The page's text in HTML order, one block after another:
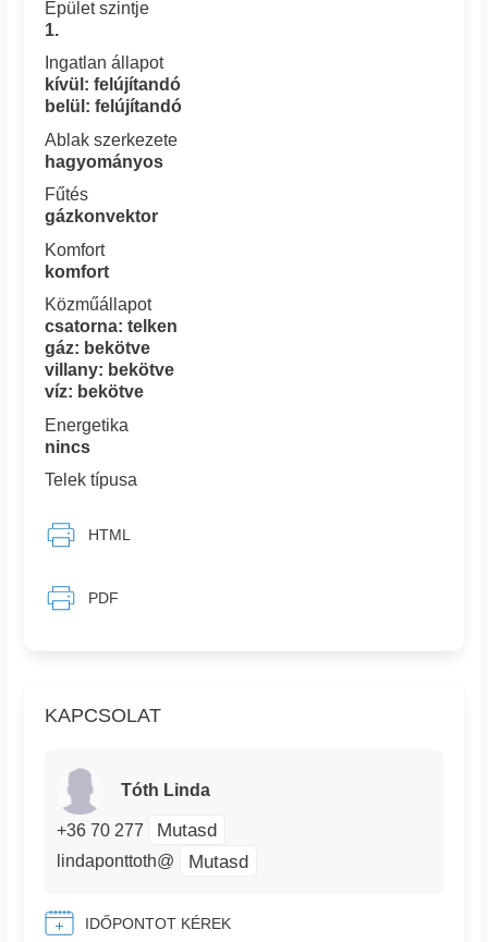
KAPCSOLAT
Tóth Linda
+36 70 277 Mutasd
lindaponttoth@ Mutasd
IDŐPONTOT KÉREK
Épület szintje
1.
Ingatlan állapot
kívül: felújítandó
belül: felújítandó
Ablak szerkezete
hagyományos
Fűtés
gázkonvektor
Komfort
komfort
Közműállapot
csatorna: telken
gáz: bekötve
villany: bekötve
víz: bekötve
Energetika
nincs
Telek típusa
HTML
PDF